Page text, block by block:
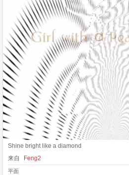
Shine bright like a diamond
来自
Feng2
平面